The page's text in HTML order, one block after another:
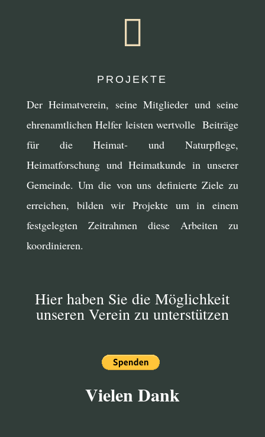

PROJEKTE
Der Heimatverein, seine Mitglieder und seine
ehrenamtlichen Helfer leisten wertvolle Beiträge
für die Heimat- und Naturpflege,
Heimatforschung und Heimatkunde in unserer
Gemeinde. Um die von uns definierte Ziele zu
erreichen, bilden wir Projekte um in einem
festgelegten Zeitrahmen diese Arbeiten zu
koordinieren.
Hier haben Sie die Möglichkeit
unseren Verein zu unterstützen
Vielen Dank